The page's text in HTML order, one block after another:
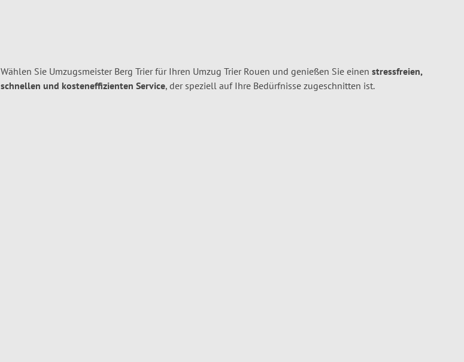
Wählen Sie Umzugsmeister Berg Trier für Ihren Umzug Trier Rouen und genießen Sie einen stressfreien,
schnellen und kosteneffizienten Service, der speziell auf Ihre Bedürfnisse zugeschnitten ist.